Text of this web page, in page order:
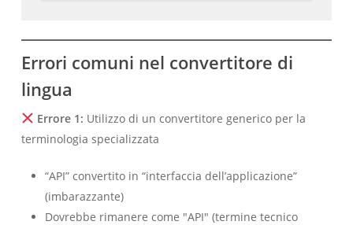
Errori comuni nel convertitore di
lingua
Errore 1: Utilizzo di un convertitore generico per la
terminologia specializzata
“API” convertito in “interfaccia dell’applicazione”
(imbarazzante)
Dovrebbe rimanere come "API" (termine tecnico